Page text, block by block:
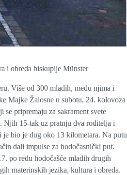
i obreda biskupije Münster
Više od 300 mladih, među njima i
Majke Žalosne u subotu, 24. kolovoza
pripremaju za sakrament svete
Njih 15-tak uz pratnju dva roditelja i
bio je dug oko 13 kilometara. Na putu
dali impulse za hodočasnički put.
po redu hodočašće mladih drugih
materinskih jezika, kultura i obreda.